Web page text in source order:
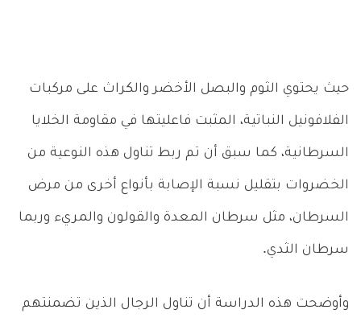
حيث يحتوي الثوم والبصل الأخضر والكراث على مركبات
الفلافونيل النباتية، المثبت فاعليتها في مقاومة الخلايا
السرطانية، كما سبق أن تم ربط تناول هذه النوعية من
الخضروات بتقليل نسبة الإصابة بأنواع أخرى من مرض
السرطان، مثل سرطان المعدة والقولون والمريء وربما
سرطان الثدي.
وأوضحت هذه الدراسة أن تناول الرجال الذين تضمنتهم